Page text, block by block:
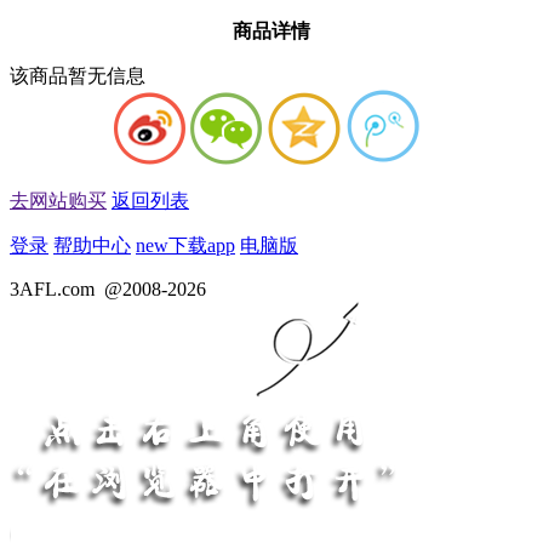
商品详情
该商品暂无信息
去网站购买 返回列表
登录 帮助中心 new下载app 电脑版
3AFL.com @2008-2026